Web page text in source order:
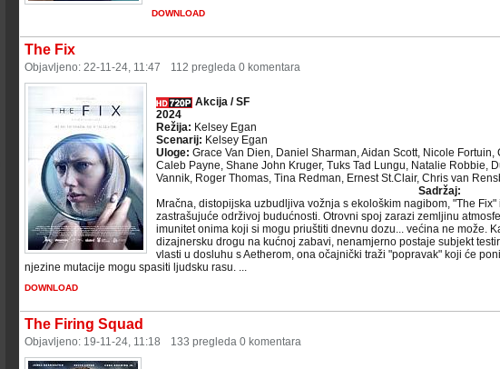
DOWNLOAD
The Fix
Objavljeno: 22-11-24, 11:47 112 pregleda 0 komentara
Akcija / SF
2024
Režija: Kelsey Egan
Scenarij: Kelsey Egan
Uloge: Grace Van Dien, Daniel Sharman, Aidan Scott, Nicole
Caleb Payne, Shane John Kruger, Tuks Tad Lungu, Natalie Robbie,
Vannik, Roger Thomas, Tina Redman, Ernest St.Clair, Chris van
Sadržaj:
Mračna, distopijska uzbudljiva vožnja s ekološkim nagibom, "The
zastrašujuće održivoj budućnosti. Otrovni spoj zarazi zemljinu
imunitet onima koji si mogu priuštiti dnevnu dozu... većina ne može.
dizajnersku drogu na kućnoj zabavi, nenamjerno postaje subjekt
vlasti u dosluhu s Aetherom, ona očajnički traži "popravak" koji će
njezine mutacije mogu spasiti ljudsku rasu. ...
DOWNLOAD
The Firing Squad
Objavljeno: 19-11-24, 11:18 133 pregleda 0 komentara